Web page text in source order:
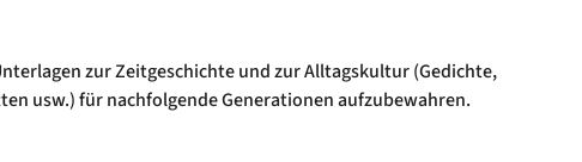
zur Zeitgeschichte und zur Alltagskultur (Gedichte,
usw.) für nachfolgende Generationen aufzubewahren.